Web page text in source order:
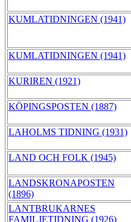
KUMLATIDNINGEN (1941)
KUMLATIDNINGEN (1941)
KURIREN (1921)
KÖPINGSPOSTEN (1887)
LAHOLMS TIDNING (1931)
LAND OCH FOLK (1945)
LANDSKRONAPOSTEN
(1896)
LANTBRUKARNES
FAMILJETIDNING (1926)